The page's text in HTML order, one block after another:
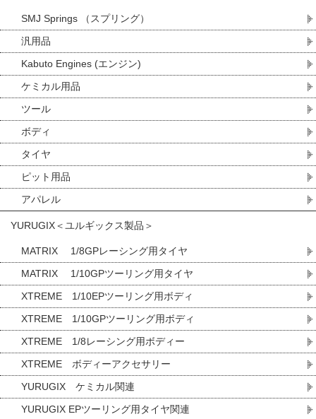
SMJ Springs （スプリング）
汎用品
Kabuto Engines (エンジン)
ケミカル用品
ツール
ボディ
タイヤ
ピット用品
アパレル
YURUGIX＜ユルギックス製品＞
MATRIX 1/8GPレーシング用タイヤ
MATRIX 1/10GPツーリング用タイヤ
XTREME 1/10EPツーリング用ボディ
XTREME 1/10GPツーリング用ボディ
XTREME 1/8レーシング用ボディー
XTREME ボディーアクセサリー
YURUGIX ケミカル関連
YURUGIX EPツーリング用タイヤ関連